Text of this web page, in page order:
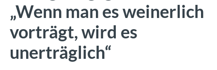
„Wenn man es weinerlich
vorträgt, wird es
unerträglich“